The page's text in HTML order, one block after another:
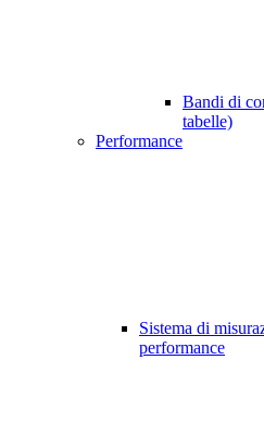
Bandi di
tabelle)
Performance
Sistema di
performance